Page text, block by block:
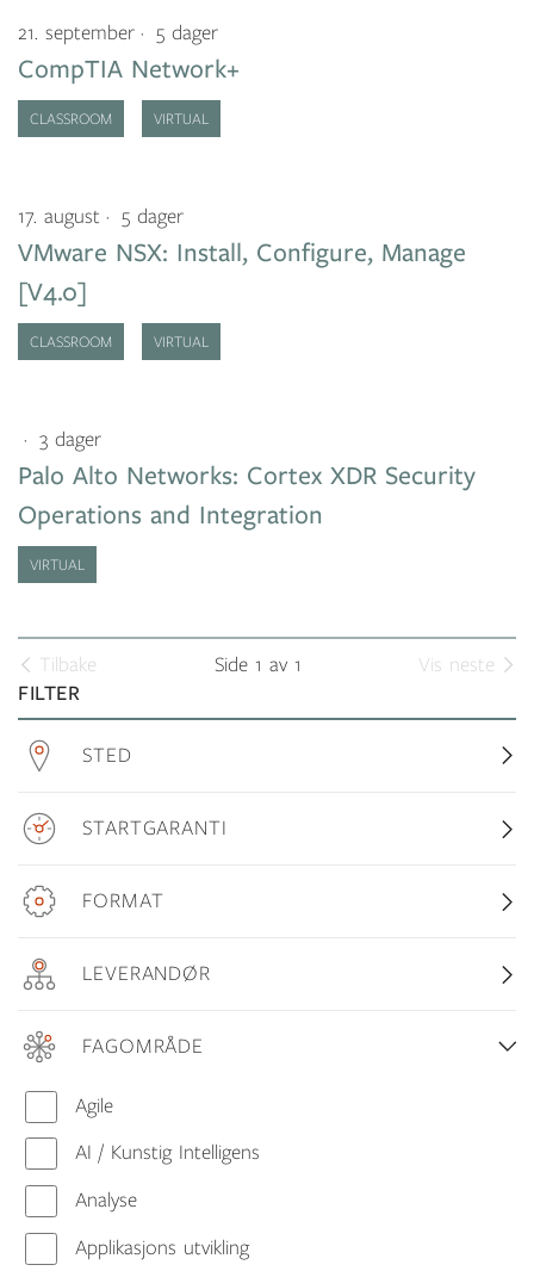
CompTIA Network+
21. september 5 dager
CLASSROOM VIRTUAL
VMware NSX: Install, Configure, Manage
[V4.0]
17. august 5 dager
CLASSROOM VIRTUAL
Palo Alto Networks: Cortex XDR Security
Operations and Integration
3 dager
VIRTUAL
Tilbake Side 1 av 1
Vis neste
FILTER
STED
STARTGARANTI
FORMAT
LEVERANDØR
FAGOMRÅDE
Agile
AI / Kunstig Intelligens
Analyse
Applikasjons utvikling